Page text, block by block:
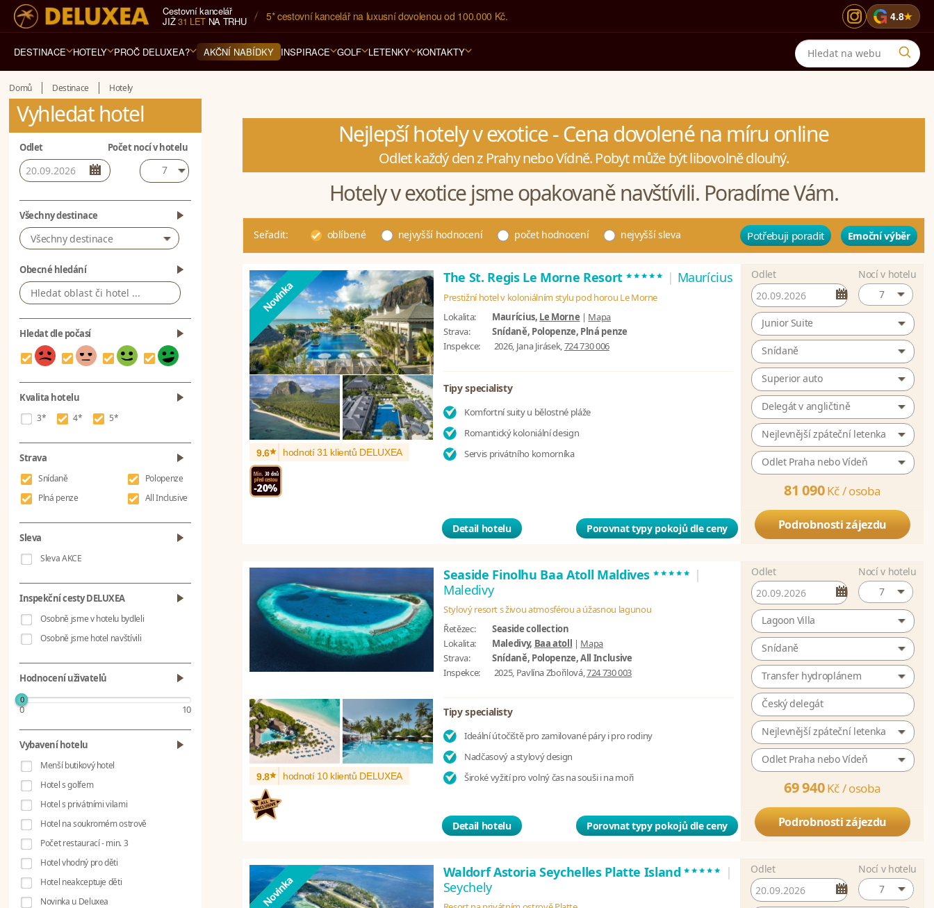
Cestovní kancelář
JIŽ31 LETNA TRHU 5* cestovní kancelář na luxusní dovolenou od 100.000 Kč. G 4.8★
DESTINACE HOTELY PROČ DELUXEA? AKČNÍ NABÍDKY INSPIRACE GOLF LETENKY KONTAKTY
Domů Destinace Hotely
Vyhledat hotel
Odlet Počet nocí v hotelu
7
Všechny destinace
Všechny destinace
Obecné hledání
Hledat dle počasí
Kvalita hotelu
3* 4* 5*
Strava
Snídaně
Plná penze
Polopenze
All Inclusive
Sleva
Sleva AKCE
Inspekční cesty DELUXEA
Osobně jsme v hotelu bydleli
Osobně jsme hotel navštívili
Hodnocení uživatelů
0
0 10
Vybavení hotelu
Menší butikový hotel
Hotel s golfem
Hotel s privátními vilami
Hotel na soukromém ostrově
Počet restaurací - min. 3
Hotel vhodný pro děti
Hotel neakceptuje děti
Novinka u Deluxea
Nejlepší hotely v exotice - Cena dovolené na míru online
Odlet každý den z Prahy nebo Vídně. Pobyt může být libovolně dlouhý.
Hotely v exotice jsme opakovaně navštívili. Poradíme Vám.
Seřadit: oblíbené nejvyšší hodnocení počet hodnocení nejvyšší sleva Potřebuji poradit Emoční výběr
The St. Regis Le Morne Resort ***** | Maurícius
Prestižní hotel v koloniálním stylu pod horou Le Morne
Lokalita:
Maurícius, Le Morne | Mapa
Strava:
Snídaně, Polopenze, Plná penze
Inspekce:
2026, Jana Jirásek,724 730 006
9.6* hodnotí 31 klientů DELUXEA
Tipy specialisty
Komfortní suity u bělostné pláže
Romantický koloniální design
Servis privátního komorníka
Detail hotelu Porovnat typy pokojů dle ceny
Odlet
Nocí v hotelu
7
Junior Suite
Snídaně
Superior auto
Delegát v angličtině
Nejlevnější zpáteční letenka
Odlet Praha nebo Vídeň
81 090 Kč /osoba
Podrobnosti zájezdu
Seaside Finolhu Baa Atoll Maldives ***** |
Maledivy
Stylový resort s živou atmosférou a úžasnou lagunou
Řetězec:
Seaside collection
Lokalita:
Maledivy, Baa atoll | Mapa
Strava:
Snídaně, Polopenze, All Inclusive
Inspekce:
2025, Pavlína Zbořilová,724 730 003
9.8* hodnotí 10 klientů DELUXEA
Tipy specialisty
Ideální útočiště pro zamilované páry i pro rodiny
Nadčasový a stylový design
Široké vyžití pro volný čas na souši i na moři
Detail hotelu Porovnat typy pokojů dle ceny
Odlet
Nocí v hotelu
7
Lagoon Villa
Snídaně
Transfer hydroplánem
Český delegát
Nejlevnější zpáteční letenka
Odlet Praha nebo Vídeň
69 940 Kč /osoba
Podrobnosti zájezdu
Waldorf Astoria Seychelles Platte Island***** |
Seychely
Odlet
Nocí v hotelu
7